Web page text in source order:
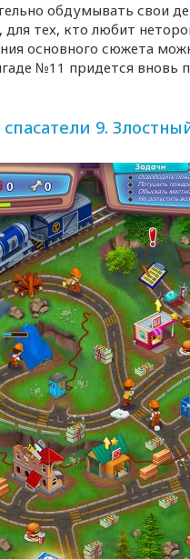
обдумывать свои
тех, кто любит
основного сюжета
№11 придется вновь
9.